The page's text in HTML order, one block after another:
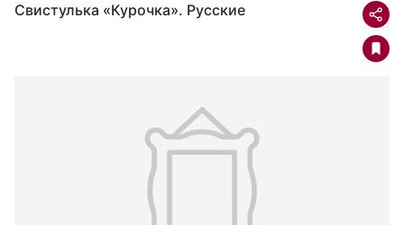
Свистулька «Курочка». Русские